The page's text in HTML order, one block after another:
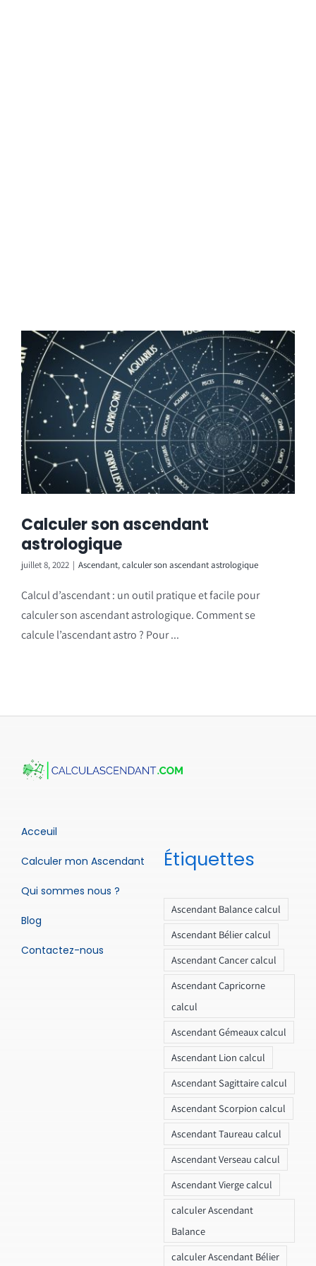
Calculer son ascendant
astrologique
juillet 8, 2022 | Ascendant,calculer son ascendant astrologique
Calcul d’ascendant : un outil pratique et facile pour
calculer son ascendant astrologique. Comment se
calcule l’ascendant astro ? Pour ...
Acceuil
Calculer mon Ascendant
Qui sommes nous ?
Blog
Contactez-nous
Étiquettes
Ascendant Balance calcul
Ascendant Bélier calcul
Ascendant Cancer calcul
Ascendant Capricorne
calcul
Ascendant Gémeaux calcul
Ascendant Lion calcul
Ascendant Sagittaire calcul
Ascendant Scorpion calcul
Ascendant Taureau calcul
Ascendant Verseau calcul
Ascendant Vierge calcul
calculer Ascendant
Balance
calculer Ascendant Bélier